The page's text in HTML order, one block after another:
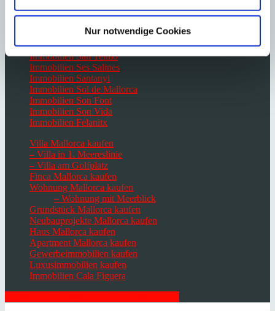
Nur notwendige Cookies
Immobilien Port Andratx
Immobilien Santa Ponsa
Immobilien San Agustin
Immobilien San Telmo
Immobilien Ses Salines
Immobilien Santanyi
Immobilien Sol de Mallorca
Immobilien Son Font
Immobilien Son Vida
Immobilien Felanitx
Villa Mallorca kaufen
– Villa in 1. Meereslinie
– Villa am Golfplatz
Finca Mallorca kaufen
Wohnung Mallorca kaufen
– Wohnung mit Meerblick
Grundstück Mallorca kaufen
Neubauprojekte Mallorca kaufen
Haus Mallorca kaufen
Apartment Mallorca kaufen
Gewerbeimmobilien kaufen
Luxusimmobilien kaufen
Immobilien Cala Figuera